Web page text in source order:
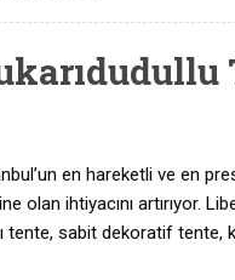
en hareketli ve en
olan ihtiyacını artırıyor.
tente, sabit dekoratif tente,